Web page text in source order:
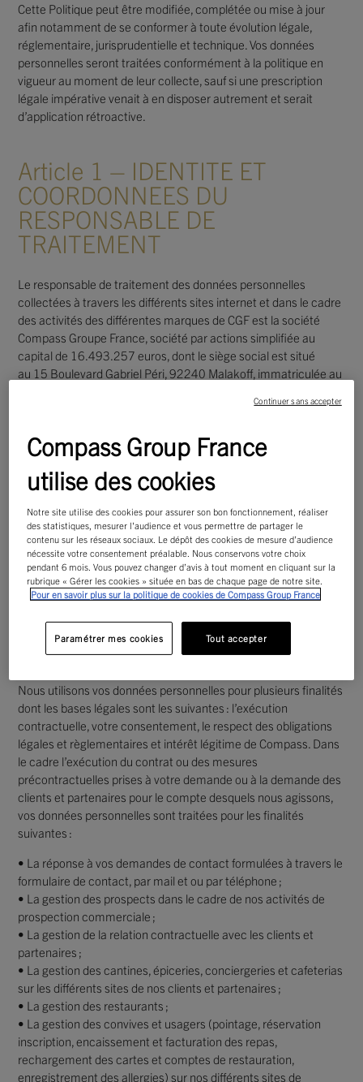
Cette Politique peut être modifiée, complétée ou mise à jour
afin notamment de se conformer à toute évolution légale,
réglementaire, jurisprudentielle et technique. Vos données
personnelles seront traitées conformément à la politique en
vigueur au moment de leur collecte, sauf si une prescription
légale impérative venait à en disposer autrement et serait
d’application rétroactive.
Article 1 – IDENTITE ET
COORDONNEES DU
RESPONSABLE DE
TRAITEMENT
Le responsable de traitement des données personnelles
collectées à travers les différents sites internet et dans le cadre
des activités des différentes marques de CGF est la société
Compass Groupe France, société par actions simplifiée au
capital de 16.493.257 euros, dont le siège social est situé
au 15 Boulevard Gabriel Péri, 92240 Malakoff, immatriculée au
numéro 632 041 042 et représentée par son Président en
Qu’il soit responsable de traitement ou Sous-traitant pour le
compte de ses clients et partenaires, Compass prend les
mesures propres à assurer la protection et la confidentialité des
informations nominatives qu’il détient ou qu’il traite dans le
respect de la réglementation applicable en matière de
protection de vos données personnelles.
Article 2 – FINALITES ET
FONDEMENT JURIDIQUE DES
TRAITEMENTS DE DONNEES
Nous utilisons vos données personnelles pour plusieurs finalités
dont les bases légales sont les suivantes : l’exécution
contractuelle, votre consentement, le respect des obligations
légales et règlementaires et intérêt légitime de Compass. Dans
le cadre l’exécution du contrat ou des mesures
précontractuelles prises à votre demande ou à la demande des
clients et partenaires pour le compte desquels nous agissons,
vos données personnelles sont traitées pour les finalités
suivantes :
• La réponse à vos demandes de contact formulées à travers le
formulaire de contact, par mail et ou par téléphone ;
• La gestion des prospects dans le cadre de nos activités de
prospection commerciale ;
• La gestion de la relation contractuelle avec les clients et
partenaires ;
• La gestion des cantines, épiceries, conciergeries et cafeterias
sur les différents sites de nos clients et partenaires ;
• La gestion des restaurants ;
• La gestion des convives et usagers (pointage, réservation
inscription, encaissement et facturation des repas,
rechargement des cartes et comptes de restauration,
enregistrement des allergies) sur nos différents sites de
Compass Group France
utilise des cookies
Notre site utilise des cookies pour assurer son bon fonctionnement, réaliser
des statistiques, mesurer l'audience et vous permettre de partager le
contenu sur les réseaux sociaux. Le dépôt des cookies de mesure d’audience
nécessite votre consentement préalable. Nous conservons votre choix
pendant 6 mois. Vous pouvez changer d’avis à tout moment en cliquant sur la
rubrique « Gérer les cookies » située en bas de chaque page de notre site.
Pour en savoir plus sur la politique de cookies de Compass Group France
Tout accepter
Paramétrer mes cookies
Continuer sans accepter